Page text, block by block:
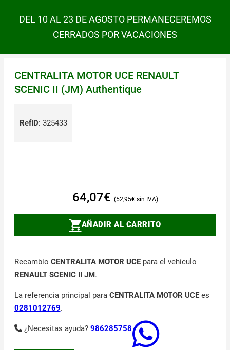
DEL 10 AL 23 DE AGOSTO PERMANECEREMOS
CERRADOS POR VACACIONES
CENTRALITA MOTOR UCE RENAULT
SCENIC II (JM) Authentique
RefID: 325433
64,07€ 52,95€
AÑADIR AL CARRITO
Recambio CENTRALITA MOTOR UCEpara el vehículo
RENAULT SCENIC II JM.
La referencia principal para CENTRALITA MOTOR UCEes
0281012769.
¿Necesitas ayuda? 986285758